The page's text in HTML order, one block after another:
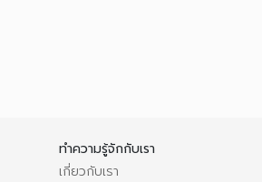
ทำความรู้จักกับเรา
เกี่ยวกับเรา